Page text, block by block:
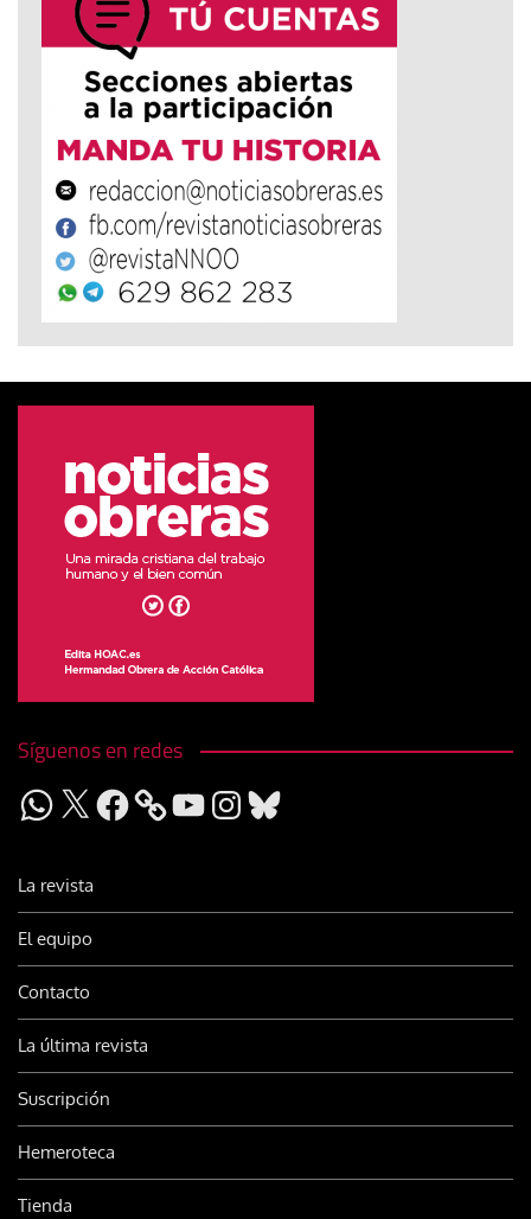
Síguenos en redes
WhatsApp
X Facebook YouTubeInstagram
Bluesky
La revista
El equipo
Contacto
La última revista
Suscripción
Hemeroteca
Tienda